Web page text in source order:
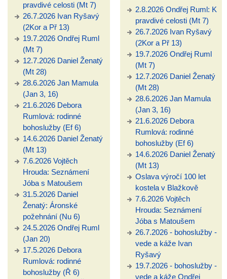
pravdivé celosti (Mt 7)
26.7.2026 Ivan Ryšavý
(2Kor a Př 13)
19.7.2026 Ondřej Ruml
(Mt 7)
12.7.2026 Daniel Ženatý
(Mt 28)
28.6.2026 Jan Mamula
(Jan 3, 16)
21.6.2026 Debora
Rumlová: rodinné
bohoslužby (Ef 6)
14.6.2026 Daniel Ženatý
(Mt 13)
7.6.2026 Vojtěch
Hrouda: Seznámení
Jóba s Matoušem
31.5.2026 Daniel
Ženatý: Áronské
požehnání (Nu 6)
24.5.2026 Ondřej Ruml
(Jan 20)
17.5.2026 Debora
Rumlová: rodinné
bohoslužby (Ř 6)
2.8.2026 Ondřej Ruml: K
pravdivé celosti (Mt 7)
26.7.2026 Ivan Ryšavý
(2Kor a Př 13)
19.7.2026 Ondřej Ruml
(Mt 7)
12.7.2026 Daniel Ženatý
(Mt 28)
28.6.2026 Jan Mamula
(Jan 3, 16)
21.6.2026 Debora
Rumlová: rodinné
bohoslužby (Ef 6)
14.6.2026 Daniel Ženatý
(Mt 13)
Oslava výročí 100 let
kostela v Blažkově
7.6.2026 Vojtěch
Hrouda: Seznámení
Jóba s Matoušem
26.7.2026 - bohoslužby -
vede a káže Ivan
Ryšavý
19.7.2026 - bohoslužby -
vede a káže Ondřej